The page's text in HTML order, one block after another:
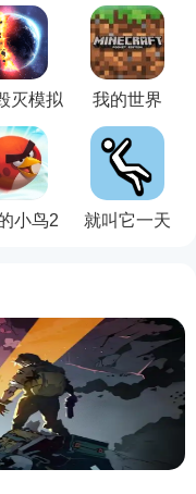
灭模拟
我的世界
小鸟2 就叫它一天